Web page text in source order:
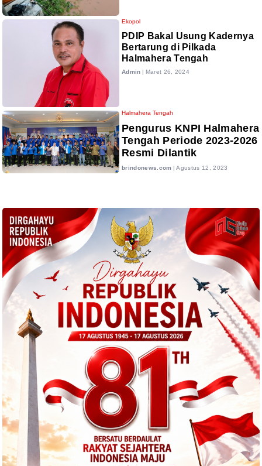
Ekopol
PDIP Bakal Usung Kadernya
Bertarung di Pilkada
Halmahera Tengah
Admin | Maret 26, 2024
Halmahera Tengah
Pengurus KNPI Halmahera
Tengah Periode 2023-2026
Resmi Dilantik
brindonews.com | Agustus 12, 2023